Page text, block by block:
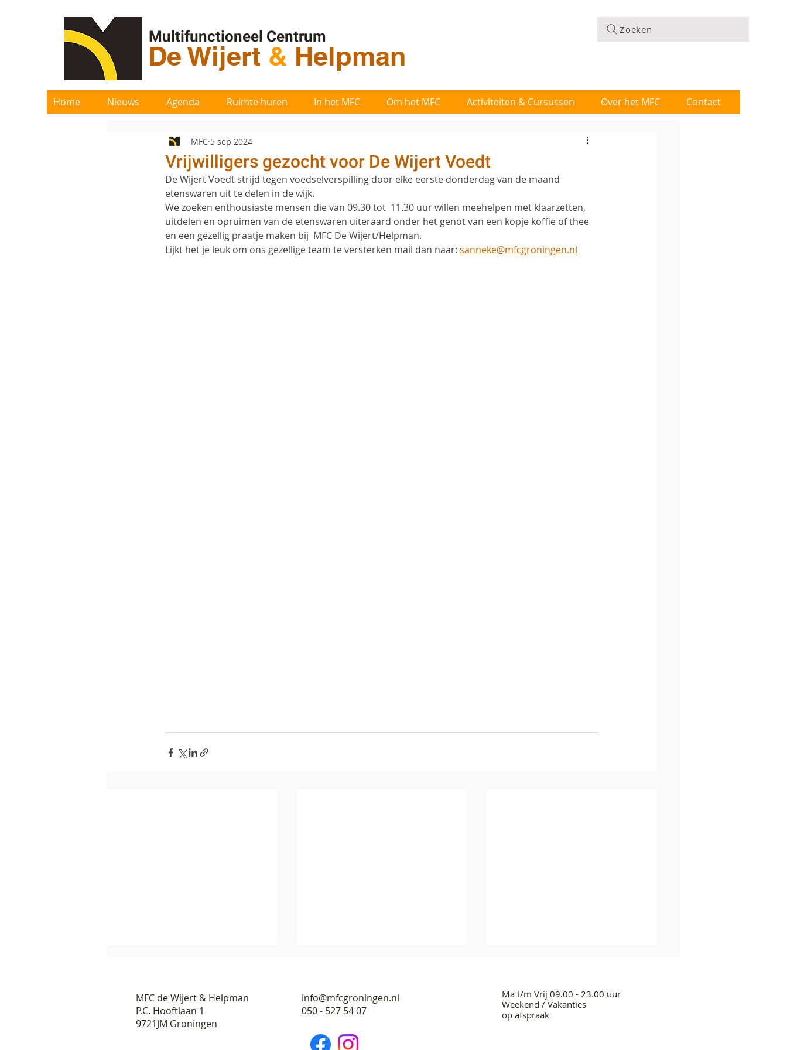
Multifunctioneel Centrum
De Wijert & Helpman
Zoeken
Home Nieuws Agenda Ruimte huren In het MFC Om het MFC Activiteiten & Cursussen Over het MFC Contact
Vrijwilligers gezocht voor De Wijert Voedt
MFC 5 sep 2024
De Wijert Voedt strijd tegen voedselverspilling door elke eerste donderdag van de maand
etenswaren uit te delen in de wijk.
We zoeken enthousiaste mensen die van 09.30 tot  11.30 uur willen meehelpen met klaarzetten,
uitdelen en opruimen van de etenswaren uiteraard onder het genot van een kopje koffie of thee
en een gezellig praatje maken bij  MFC De Wijert/Helpman.
Lijkt het je leuk om ons gezellige team te versterken mail dan naar: sanneke@mfcgroningen.nl
MFC de Wijert & Helpman
P.C. Hooftlaan 1
9721JM Groningen
info@mfcgroningen.nl
050 - 527 54 07
Ma t/m Vrij 09.00 - 23.00 uur
Weekend / Vakanties
op afspraak